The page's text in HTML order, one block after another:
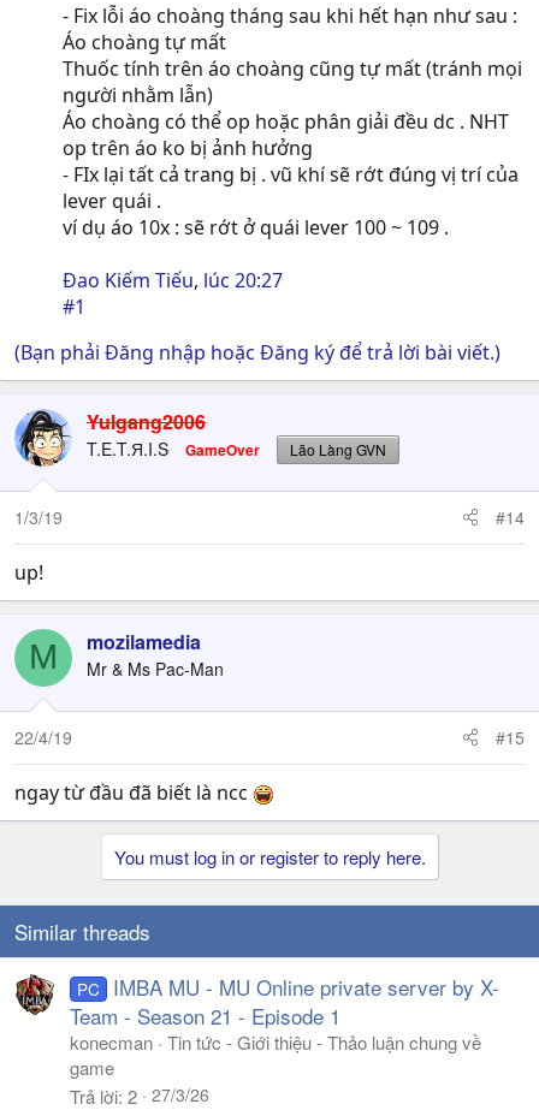
- Fix lỗi áo choàng tháng sau khi hết hạn như sau :
Áo choàng tự mất
Thuốc tính trên áo choàng cũng tự mất (tránh mọi
người nhằm lẫn)
Áo choàng có thể op hoặc phân giải đều dc . NHT
op trên áo ko bị ảnh hưởng
- FIx lại tất cả trang bị . vũ khí sẽ rớt đúng vị trí của
lever quái .
ví dụ áo 10x : sẽ rớt ở quái lever 100 ~ 109 .
Đao Kiếm Tiếu, lúc 20:27
#1
(Bạn phải Đăng nhập hoặc Đăng ký để trả lời bài viết.)
Yulgang2006
T.E.T.Я.I.S GameOver Lão Làng GVN
1/3/19 #14
up!
M mozilamedia
Mr & Ms Pac-Man
22/4/19 #15
ngay từ đầu đã biết là ncc
You must log in or register to reply here.
Similar threads
PC
IMBA MU - MU Online private server by X-
Team - Season 21 - Episode 1
konecman Tin tức - Giới thiệu - Thảo luận chung về
game
Trả lời 2 27/3/26